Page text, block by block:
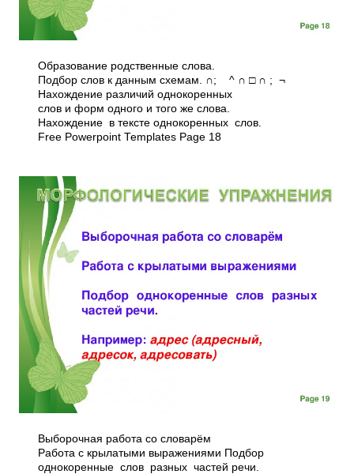
Образование родственные слова.
Подбор слов к данным схемам. ∩; ^ ∩ □ ∩ ; ¬
Нахождение различий однокоренных
слов и форм одного и того же слова.
Нахождение в тексте однокоренных слов.
Free Powerpoint Templates Page 18
Выборочная работа со словарём
Работа с крылатыми выражениями Подбор
однокоренные слов разных частей речи.